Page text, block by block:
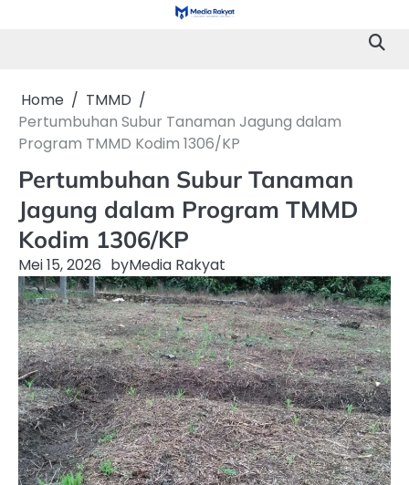
Home
TMMD
Pertumbuhan Subur Tanaman Jagung dalam
Program TMMD Kodim 1306/KP
Pertumbuhan Subur Tanaman
Jagung dalam Program TMMD
Kodim 1306/KP
Mei 15, 2026 byMedia Rakyat